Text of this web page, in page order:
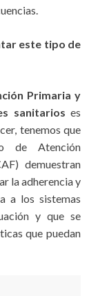
este tipo de
Primaria y
sanitarios es
tenemos que
de Atención
demuestran
la adherencia y
a los sistemas
y que se
que puedan